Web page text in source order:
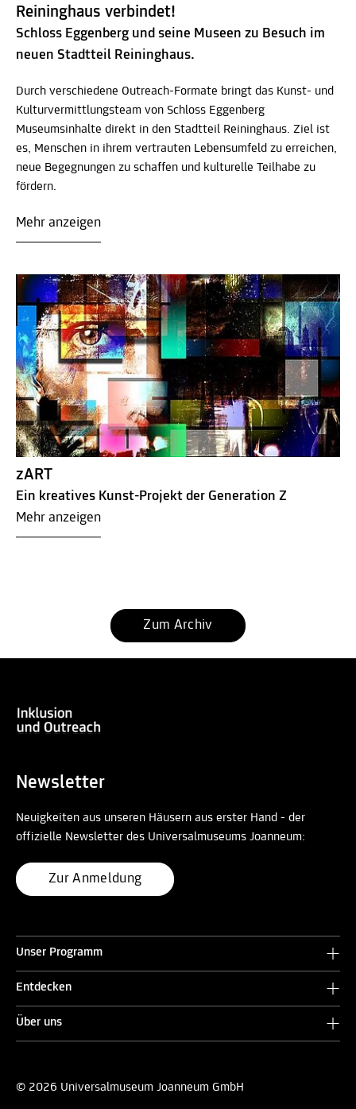
Reininghaus verbindet!
Schloss Eggenberg und seine Museen zu Besuch im
neuen Stadtteil Reininghaus.
Durch verschiedene Outreach-Formate bringt das Kunst- und
Kulturvermittlungsteam von Schloss Eggenberg
Museumsinhalte direkt in den Stadtteil Reininghaus. Ziel ist
es, Menschen in ihrem vertrauten Lebensumfeld zu erreichen,
neue Begegnungen zu schaffen und kulturelle Teilhabe zu
fördern.
Mehr anzeigen
zART
Ein kreatives Kunst-Projekt der Generation Z
Mehr anzeigen
Zum Archiv
Newsletter
Neuigkeiten aus unseren Häusern aus erster Hand - der
offizielle Newsletter des Universalmuseums Joanneum:
Zur Anmeldung
Unser Programm
Entdecken
Über uns
© 2026 Universalmuseum Joanneum GmbH